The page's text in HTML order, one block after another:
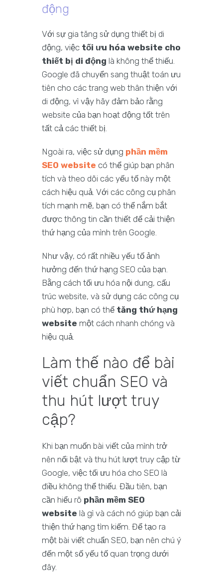
động
Với sự gia tăng sử dụng thiết bị di
động, việc tối ưu hóa website cho
thiết bị di động là không thể thiếu.
Google đã chuyển sang thuật toán ưu
tiên cho các trang web thân thiện với
di động, vì vậy hãy đảm bảo rằng
website của bạn hoạt động tốt trên
tất cả các thiết bị.
Ngoài ra, việc sử dụng phần mềm
SEO website có thể giúp bạn phân
tích và theo dõi các yếu tố này một
cách hiệu quả. Với các công cụ phân
tích mạnh mẽ, bạn có thể nắm bắt
được thông tin cần thiết để cải thiện
thứ hạng của mình trên Google.
Như vậy, có rất nhiều yếu tố ảnh
hưởng đến thứ hạng SEO của bạn.
Bằng cách tối ưu hóa nội dung, cấu
trúc website, và sử dụng các công cụ
phù hợp, bạn có thể tăng thứ hạng
website một cách nhanh chóng và
hiệu quả.
Làm thế nào để bài
viết chuẩn SEO và
thu hút lượt truy
cập?
Khi bạn muốn bài viết của mình trở
nên nổi bật và thu hút lượt truy cập từ
Google, việc tối ưu hóa cho SEO là
điều không thể thiếu. Đầu tiên, bạn
cần hiểu rõ phần mềm SEO
website là gì và cách nó giúp bạn cải
thiện thứ hạng tìm kiếm. Để tạo ra
một bài viết chuẩn SEO, bạn nên chú ý
đến một số yếu tố quan trọng dưới
đây.